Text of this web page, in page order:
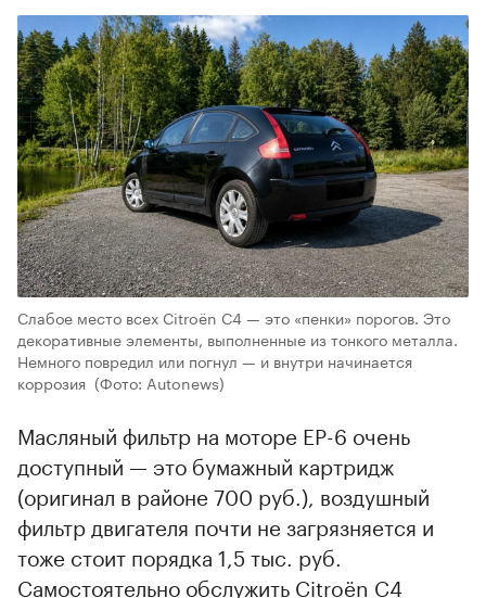
Слабое место всех Citroёn С4 — это «пенки» порогов. Это
декоративные элементы, выполненные из тонкого металла.
Немного повредил или погнул — и внутри начинается
коррозия (Фото: Autonews)
Масляный фильтр на моторе EP-6 очень
доступный — это бумажный картридж
(оригинал в районе 700 руб.), воздушный
фильтр двигателя почти не загрязняется и
тоже стоит порядка 1,5 тыс. руб.
Самостоятельно обслужить Citroёn С4